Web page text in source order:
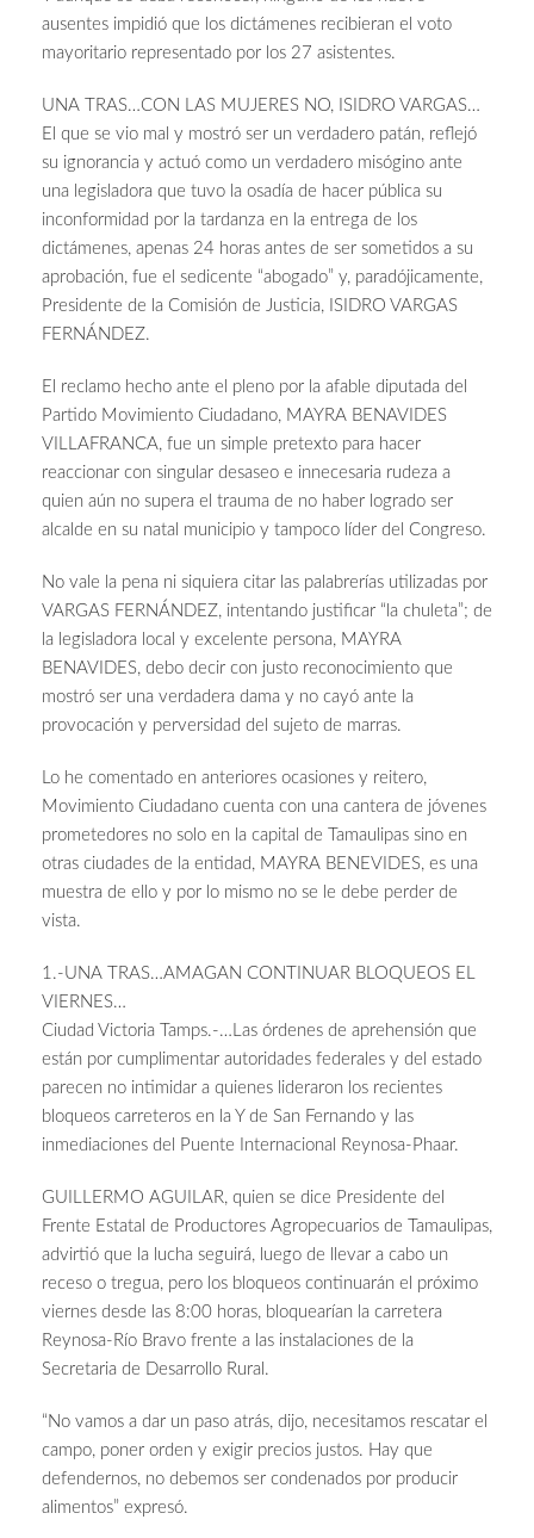
ausentes impidió que los dictámenes recibieran el voto
mayoritario representado por los 27 asistentes.
UNA TRAS…CON LAS MUJERES NO, ISIDRO VARGAS…
El que se vio mal y mostró ser un verdadero patán, reflejó
su ignorancia y actuó como un verdadero misógino ante
una legisladora que tuvo la osadía de hacer pública su
inconformidad por la tardanza en la entrega de los
dictámenes, apenas 24 horas antes de ser sometidos a su
aprobación, fue el sedicente “abogado” y, paradójicamente,
Presidente de la Comisión de Justicia, ISIDRO VARGAS
FERNÁNDEZ.
El reclamo hecho ante el pleno por la afable diputada del
Partido Movimiento Ciudadano, MAYRA BENAVIDES
VILLAFRANCA, fue un simple pretexto para hacer
reaccionar con singular desaseo e innecesaria rudeza a
quien aún no supera el trauma de no haber logrado ser
alcalde en su natal municipio y tampoco líder del Congreso.
No vale la pena ni siquiera citar las palabrerías utilizadas por
VARGAS FERNÁNDEZ, intentando justificar “la chuleta”; de
la legisladora local y excelente persona, MAYRA
BENAVIDES, debo decir con justo reconocimiento que
mostró ser una verdadera dama y no cayó ante la
provocación y perversidad del sujeto de marras.
Lo he comentado en anteriores ocasiones y reitero,
Movimiento Ciudadano cuenta con una cantera de jóvenes
prometedores no solo en la capital de Tamaulipas sino en
otras ciudades de la entidad, MAYRA BENEVIDES, es una
muestra de ello y por lo mismo no se le debe perder de
vista.
1.-UNA TRAS…AMAGAN CONTINUAR BLOQUEOS EL
VIERNES…
Ciudad Victoria Tamps.-…Las órdenes de aprehensión que
están por cumplimentar autoridades federales y del estado
parecen no intimidar a quienes lideraron los recientes
bloqueos carreteros en la Y de San Fernando y las
inmediaciones del Puente Internacional Reynosa-Phaar.
GUILLERMO AGUILAR, quien se dice Presidente del
Frente Estatal de Productores Agropecuarios de Tamaulipas,
advirtió que la lucha seguirá, luego de llevar a cabo un
receso o tregua, pero los bloqueos continuarán el próximo
viernes desde las 8:00 horas, bloquearían la carretera
Reynosa-Río Bravo frente a las instalaciones de la
Secretaria de Desarrollo Rural.
“No vamos a dar un paso atrás, dijo, necesitamos rescatar el
campo, poner orden y exigir precios justos. Hay que
defendernos, no debemos ser condenados por producir
alimentos” expresó.